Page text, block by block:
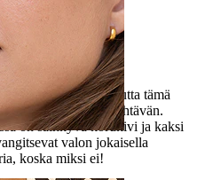
päitä, mutta tämä
ymmärsi tehtävän.
on säihkyvä korukivi ja kaksi
valon jokaisella
koska miksi ei!